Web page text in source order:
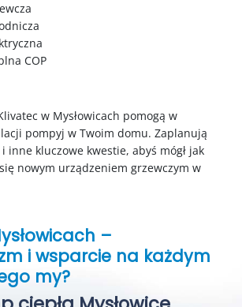
COP
w Mysłowicach pomogą w
pompyj w Twoim domu. Zaplanują
i inne kluczowe kwestie, abyś mógł jak
nowym urządzeniem grzewczym w
–
i wsparcie na każdym
my?